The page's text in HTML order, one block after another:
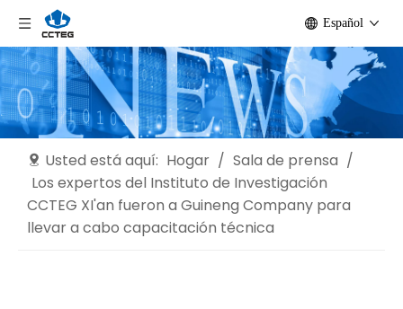
Español
Usted está aquí: Hogar / Sala de prensa /
Los expertos del Instituto de Investigación
CCTEG XI'an fueron a Guineng Company para
llevar a cabo capacitación técnica